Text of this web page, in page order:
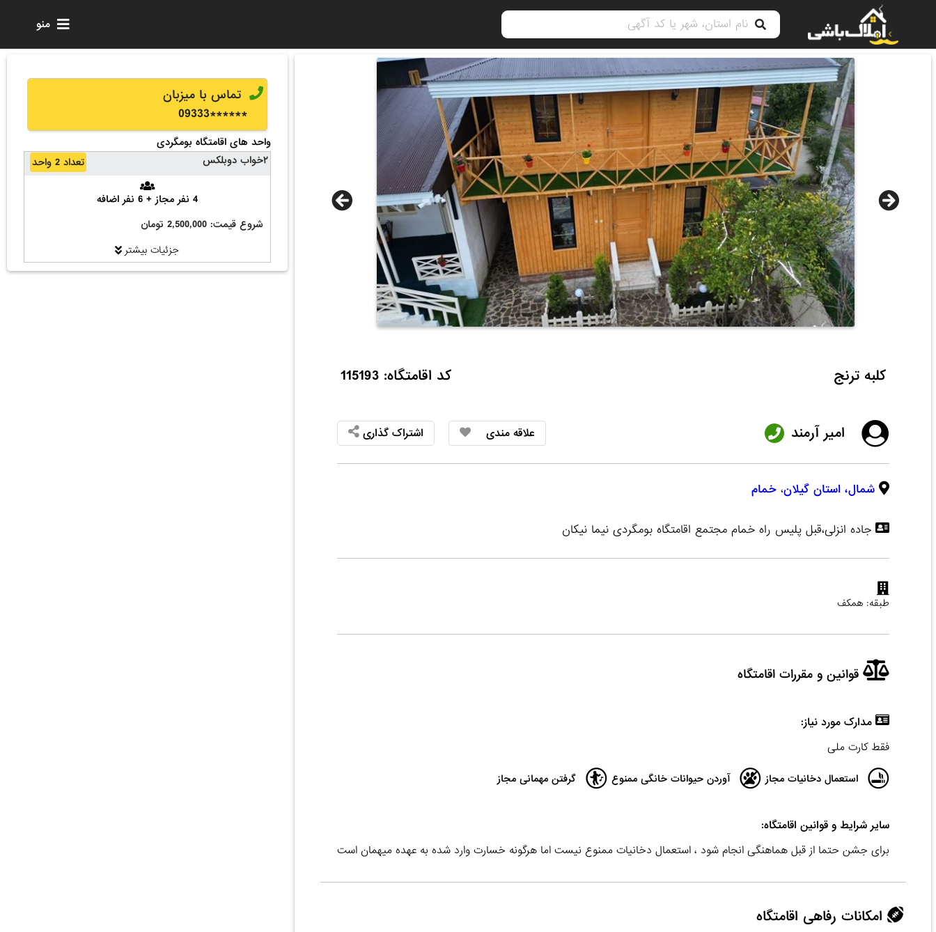
منو
کلبه ترنج کد اقامتگاه: 115193
امیر آرمند علاقه مندی اشتراک گذاری
شمال، استان گیلان،خمام
جاده انزلی،قبل پلیس راه خمام مجتمع اقامتگاه بومگردی نیما نیکان
طبقه: همکف
قوانین و مقررات اقامتگاه
مدارک مورد نیاز:
فقط کارت ملی
استعمال دخانیات مجاز آوردن حیوانات خانگی ممنوع گرفتن مهمانی مجاز
سایر شرایط و قوانین اقامتگاه:
برای جشن حتما از قبل هماهنگی انجام شود ، استعمال دخانیات ممنوع نیست اما هرگونه خسارت وارد شده به عهده میهمان است
امکانات رفاهی اقامتگاه
تماس با میزبان
******
09333
واحد های اقامتگاه بومگردی
۲خواب دوبلکس
تعداد 2 واحد
4 نفر مجاز + 6 نفر اضافه
شروع قیمت: 2,500,000 تومان
جزئیات بیشتر